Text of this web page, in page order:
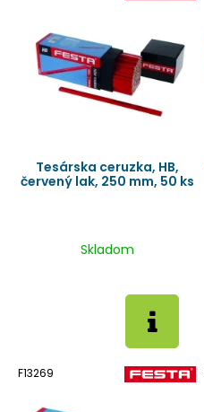
Tesárska ceruzka, HB,
červený lak, 250 mm, 50 ks
Skladom
F13269